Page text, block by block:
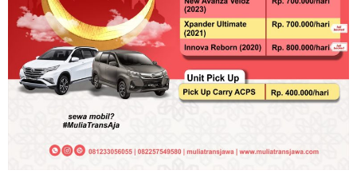
Ribuan